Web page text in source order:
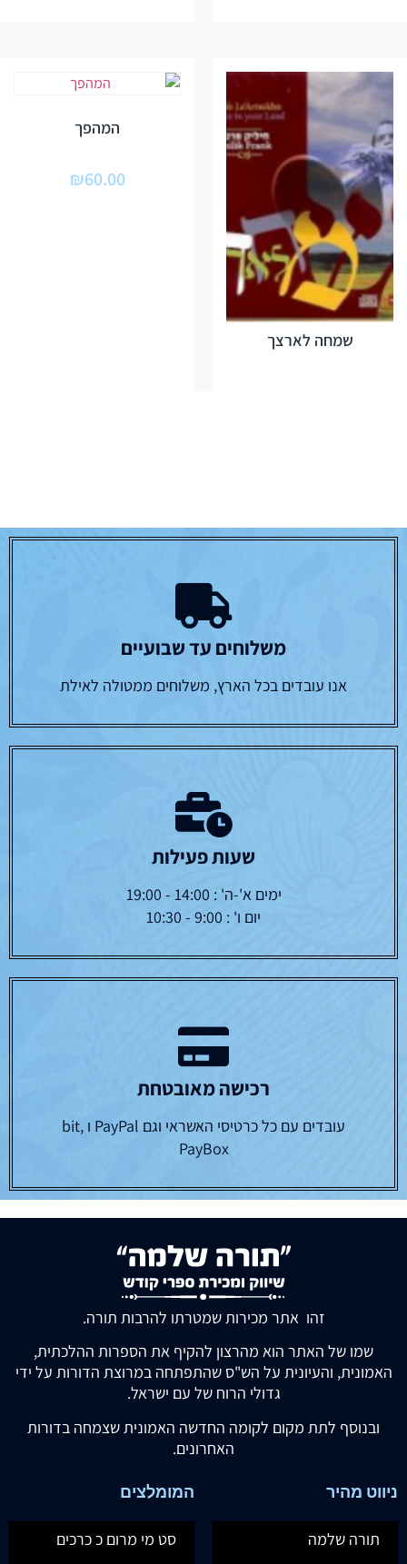
שמחה לארצך
המהפך
₪60.00
משלוחים עד שבועיים
אנו עובדים בכל הארץ, משלוחים ממטולה לאילת
שעות פעילות
ימים א'-ה' : 14:00 - 19:00
יום ו' : 9:00 - 10:30
רכישה מאובטחת
עובדים עם כל כרטיסי האשראי וגם PayPal ו bit,
PayBox
זהו אתר מכירות שמטרתו להרבות תורה.
שמו של האתר הוא מהרצון להקיף את הספרות ההלכתית,
האמונית, והעיונית על הש"ס שהתפתחה במרוצת הדורות על ידי
גדולי הרוח של עם ישראל.
ובנוסף לתת מקום לקומה החדשה האמונית שצמחה בדורות
האחרונים.
ניווט מהיר
תורה שלמה
המומלצים
סט מי מרום כ כרכים